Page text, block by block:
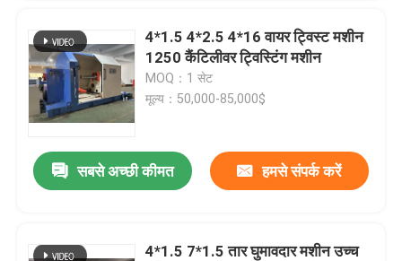
4*1.5 4*2.5 4*16 वायर ट्विस्ट मशीन
1250 कैंटिलीवर ट्विस्टिंग मशीन
MOQ：1 सेट
मूल्य：50,000-85,000$
सबसे अच्छी कीमत हमसे संपर्क करें
4*1.5 7*1.5 तार घुमावदार मशीन उच्च